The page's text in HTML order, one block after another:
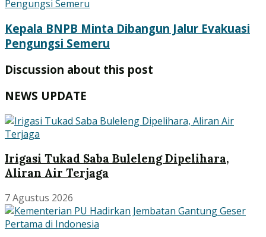
Kepala BNPB Minta Dibangun Jalur Evakuasi
Pengungsi Semeru
Discussion about this post
NEWS UPDATE
Irigasi Tukad Saba Buleleng Dipelihara,
Aliran Air Terjaga
7 Agustus 2026